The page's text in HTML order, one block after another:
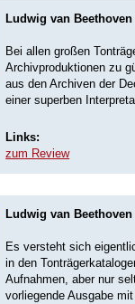
Ludwig van
Bei allen großen
Archivproduktionen zu
aus den Archiven der
einer superben
Links:
zum Review
Ludwig van
Es versteht sich
in den
Aufnahmen, aber nur
vorliegende Ausgabe